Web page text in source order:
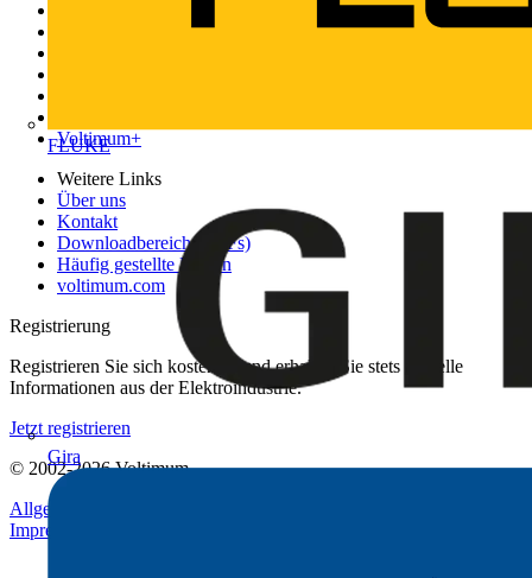
FLUKE
Gira
Voltimum+
Weitere Links
Über uns
Kontakt
Downloadbereich (PDFs)
Häufig gestellte Fragen
voltimum.com
Registrierung
Registrieren Sie sich kostenlos und erhalten Sie stets aktuelle
Informationen aus der Elektroindustrie.
Jetzt registrieren
© 2002-2026Voltimum
Allgemeine Geschäftsbedingungen
Impressum